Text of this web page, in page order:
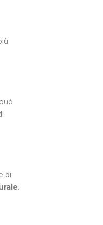
di
.